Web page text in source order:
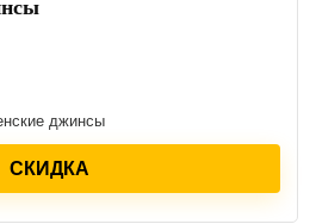
джинсы
СКИДКА